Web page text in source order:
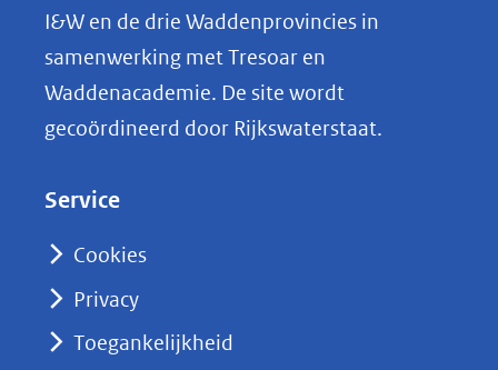
k
e
nieuw
I&W en de drie Waddenprovincies in
samenwerking met Tresoar en
Waddenacademie. De site wordt
gecoördineerd door Rijkswaterstaat.
Service
Cookies
Privacy
Toegankelijkheid